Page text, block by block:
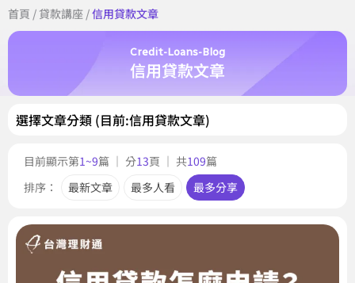
首頁 / 貸款講座 /信用貸款文章
Credit-Loans-Blog
信用貸款文章
選擇文章分類 (目前:信用貸款文章)
目前顯示第1~9篇 ｜ 分13頁 ｜ 共109篇
排序：
最新文章 最多人看 最多分享